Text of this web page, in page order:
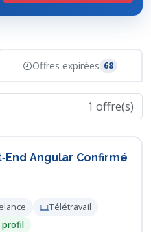
Offres expirées 68
1 offre(s)
Angular Confirmé
Télétravail
profil